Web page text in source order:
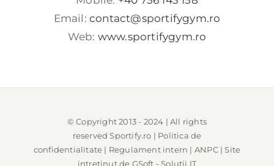
Email: contact@sportifygym.ro
Web: www.sportifygym.ro
© Copyright 2013 - 2024 | All rights
reservedSportify.ro | Politica de
confidentialitate | Regulament intern | ANPC| Site
intretinut de GSoft - Solutii IT